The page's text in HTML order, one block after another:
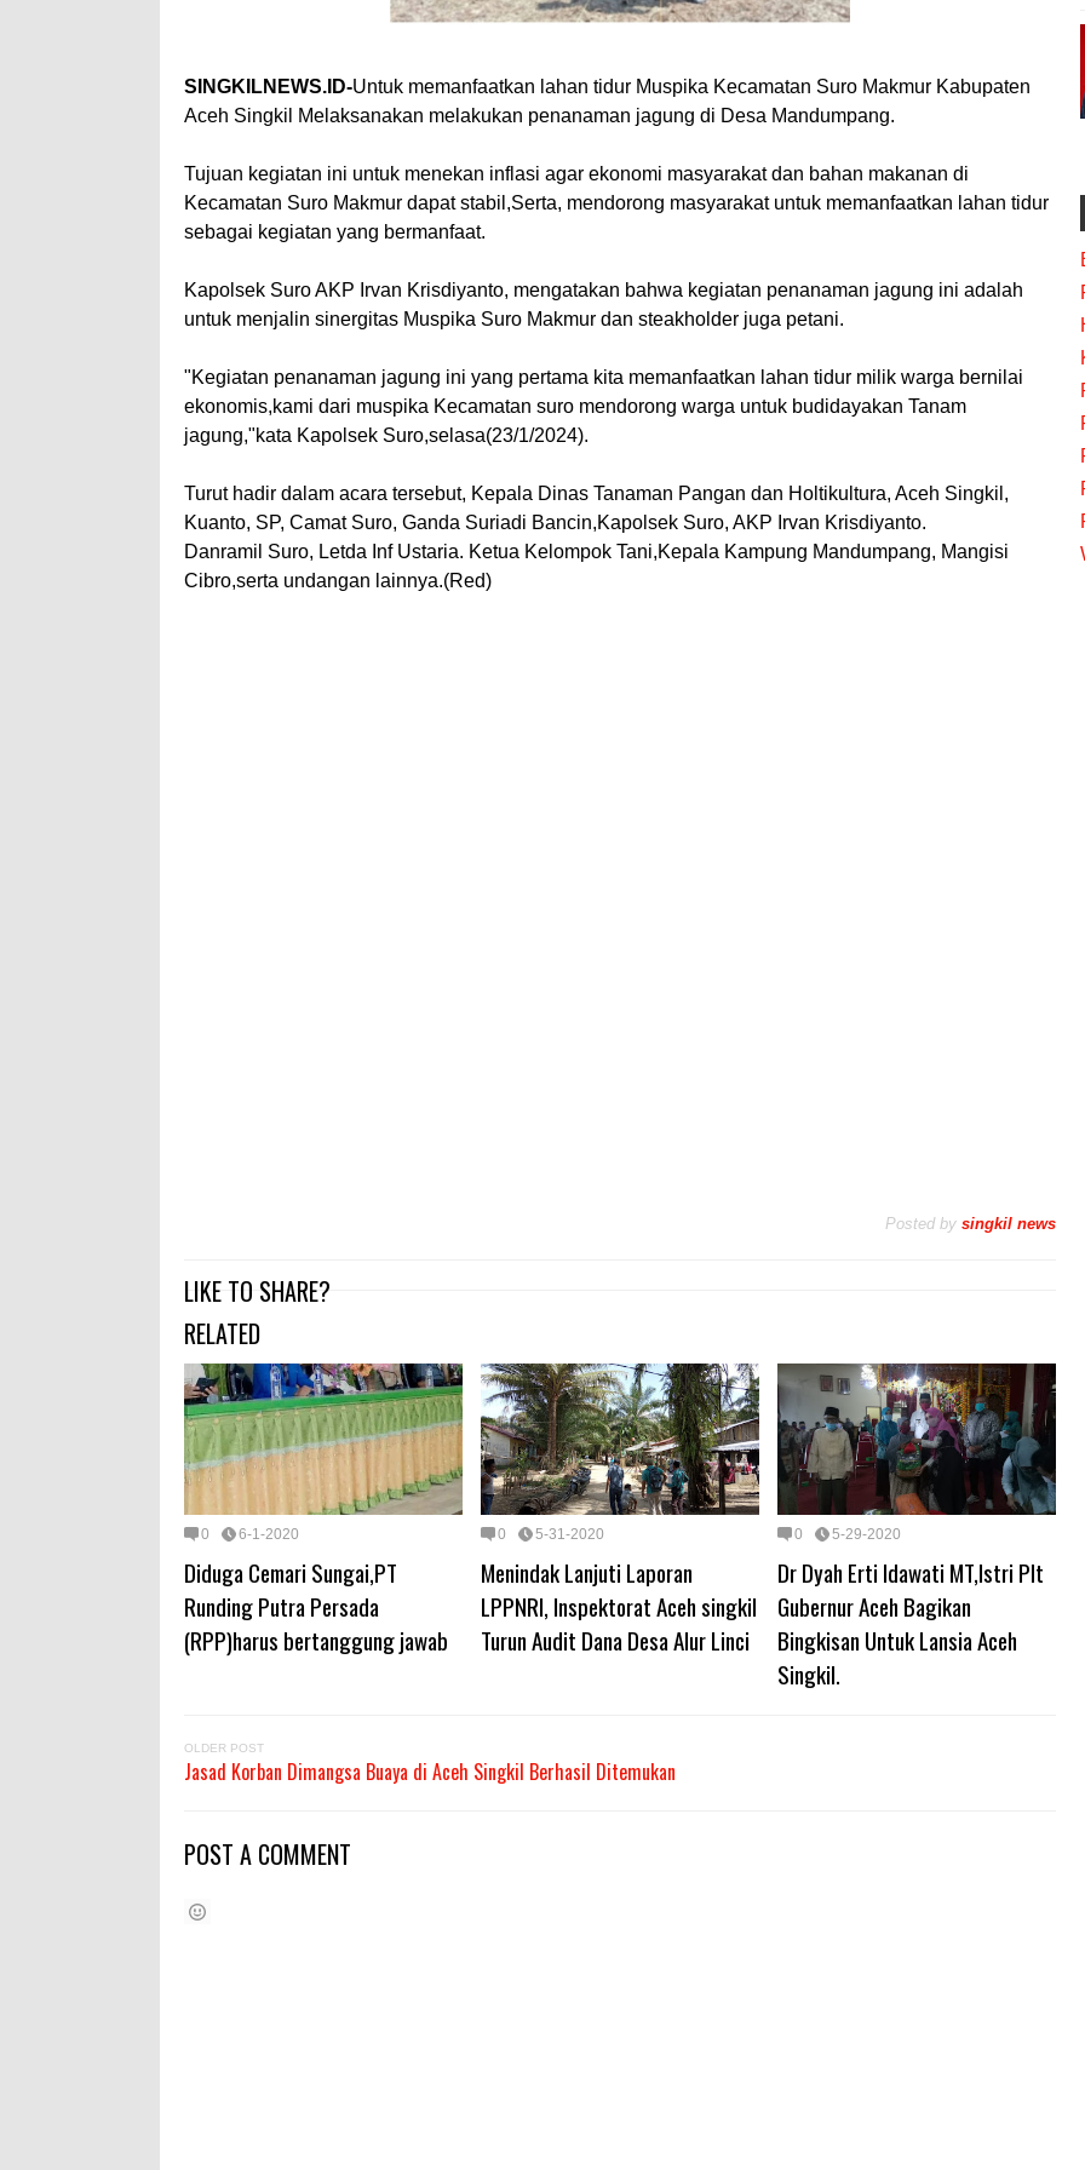
SINGKILNEWS.ID-Untuk memanfaatkan lahan tidur Muspika Kecamatan Suro Makmur Kabupaten
Aceh Singkil Melaksanakan melakukan penanaman jagung di Desa Mandumpang.
Tujuan kegiatan ini untuk menekan inflasi agar ekonomi masyarakat dan bahan makanan di
Kecamatan Suro Makmur dapat stabil,Serta, mendorong masyarakat untuk memanfaatkan lahan tidur
sebagai kegiatan yang bermanfaat.
Kapolsek Suro AKP Irvan Krisdiyanto, mengatakan bahwa kegiatan penanaman jagung ini adalah
untuk menjalin sinergitas Muspika Suro Makmur dan steakholder juga petani.
"Kegiatan penanaman jagung ini yang pertama kita memanfaatkan lahan tidur milik warga bernilai
ekonomis,kami dari muspika Kecamatan suro mendorong warga untuk budidayakan Tanam
jagung,"kata Kapolsek Suro,selasa(23/1/2024).
Turut hadir dalam acara tersebut, Kepala Dinas Tanaman Pangan dan Holtikultura, Aceh Singkil,
Kuanto, SP, Camat Suro, Ganda Suriadi Bancin,Kapolsek Suro, AKP Irvan Krisdiyanto.
Danramil Suro, Letda Inf Ustaria. Ketua Kelompok Tani,Kepala Kampung Mandumpang, Mangisi
Cibro,serta undangan lainnya.(Red)
Posted by singkil news
LIKE TO SHARE?
RELATED
0 6-1-2020
Diduga Cemari Sungai,PT
Runding Putra Persada
(RPP)harus bertanggung jawab
0 5-31-2020
Menindak Lanjuti Laporan
LPPNRI, Inspektorat Aceh singkil
Turun Audit Dana Desa Alur Linci
0 5-29-2020
Dr Dyah Erti Idawati MT,Istri Plt
Gubernur Aceh Bagikan
Bingkisan Untuk Lansia Aceh
Singkil.
OLDER POST
Jasad Korban Dimangsa Buaya di Aceh Singkil Berhasil Ditemukan
POST A COMMENT